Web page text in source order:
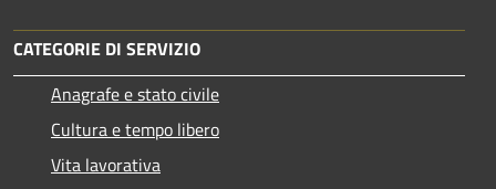
CATEGORIE DI SERVIZIO
Anagrafe e stato civile
Cultura e tempo libero
Vita lavorativa